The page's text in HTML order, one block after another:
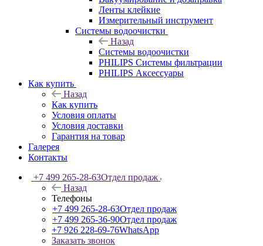
Ленты клейкие
Измерительный инструмент
Системы водоочистки
Назад
Системы водоочистки
PHILIPS Системы фильтрации
PHILIPS Аксессуары
Как купить
Назад
Как купить
Условия оплаты
Условия доставки
Гарантия на товар
Галерея
Контакты
+7 499 265-28-63Отдел продаж
Назад
Телефоны
+7 499 265-28-63Отдел продаж
+7 499 265-36-90Отдел продаж
+7 926 228-69-76WhatsApp
Заказать звонок